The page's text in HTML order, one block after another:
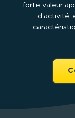
forte valeur